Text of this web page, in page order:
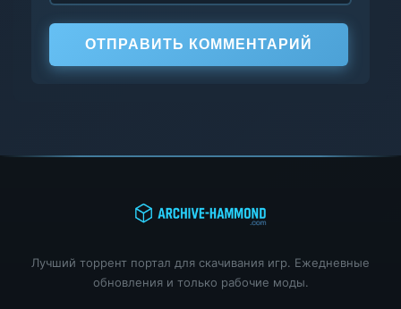
ОТПРАВИТЬ КОММЕНТАРИЙ
Лучший торрент портал для скачивания игр. Ежедневные
обновления и только рабочие моды.